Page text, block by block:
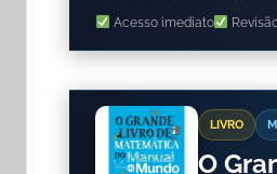
Acesso imediato
LIVRO
O